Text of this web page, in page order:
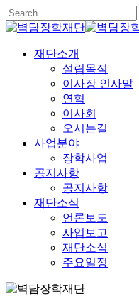
Skip
to
main
content
Close
Menu
재단소개
설립목적
이사장 인사말
연혁
이사회
오시는길
사업분야
장학사업
공지사항
공지사항
재단소식
언론보도
사업보고
재단소식
주요일정